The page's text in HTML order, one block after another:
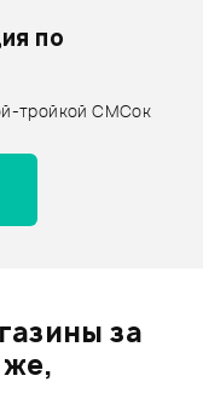
по
тройкой СМСок
за